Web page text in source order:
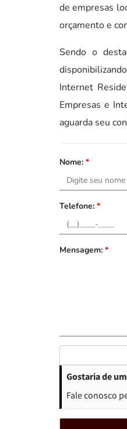
de empresas
orçamento e
Sendo o
Internet
Empresas e
aguarda seu
Nome: *
Telefone: *
Mensagem: *
Gostaria de
Fale conosco